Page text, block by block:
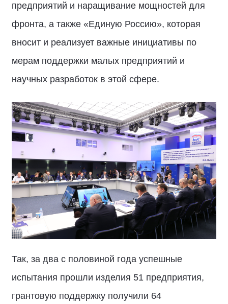
предприятий и наращивание мощностей для
фронта, а также «Единую Россию», которая
вносит и реализует важные инициативы по
мерам поддержки малых предприятий и
научных разработок в этой сфере.
Так, за два с половиной года успешные
испытания прошли изделия 51 предприятия,
грантовую поддержку получили 64